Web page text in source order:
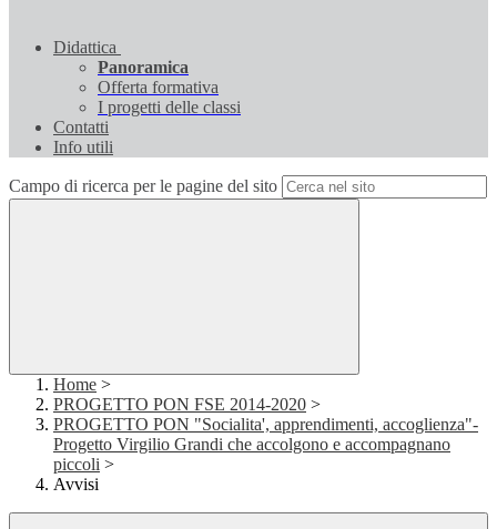
Didattica
Panoramica
Offerta formativa
I progetti delle classi
Contatti
Info utili
Campo di ricerca per le pagine del sito
Home >
PROGETTO PON FSE 2014-2020 >
PROGETTO PON "Socialita', apprendimenti, accoglienza"-
Progetto Virgilio Grandi che accolgono e accompagnano
piccoli >
Avvisi